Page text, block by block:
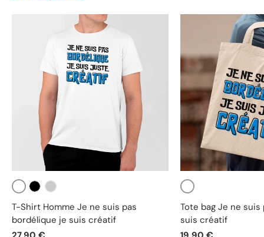
Blanc
T-Shirt Homme Je ne suis pas
bordélique je suis créatif
Blanc
Tote bag Je ne
suis créatif